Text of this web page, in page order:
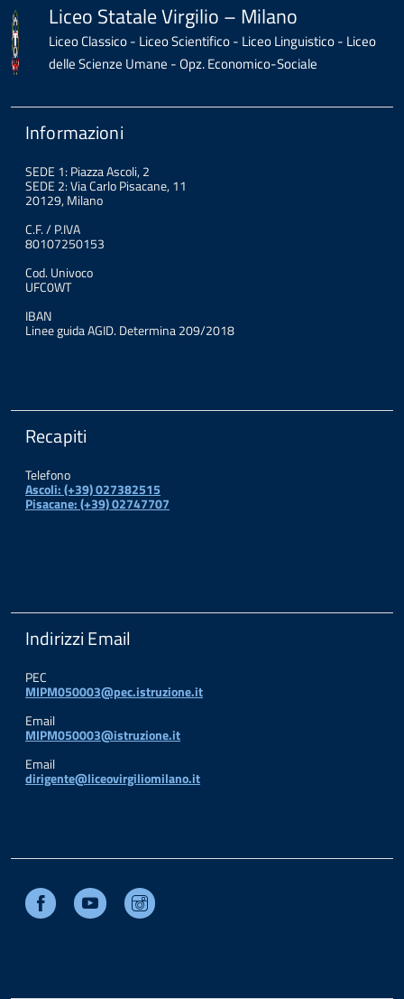
Liceo Statale Virgilio – Milano
Liceo Classico - Liceo Scientifico - Liceo Linguistico - Liceo
delle Scienze Umane - Opz. Economico-Sociale
Informazioni
SEDE 1: Piazza Ascoli, 2
SEDE 2: Via Carlo Pisacane, 11
20129, Milano
C.F. / P.IVA
80107250153
Cod. Univoco
UFC0WT
IBAN
Linee guida AGID. Determina 209/2018
Recapiti
Telefono
Ascoli: (+39) 027382515
Pisacane: (+39) 02747707
Indirizzi Email
PEC
MIPM050003@pec.istruzione.it
Email
MIPM050003@istruzione.it
Email
dirigente@liceovirgiliomilano.it
Facebook Youtube